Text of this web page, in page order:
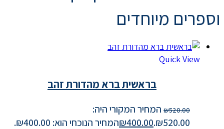
וספרים מיוחדים
Quick View
בראשית ברא מהדורת זהב
₪520.00
המחיר המקורי היה:
₪520.00.
₪400.00 המחיר הנוכחי הוא: ₪400.00.